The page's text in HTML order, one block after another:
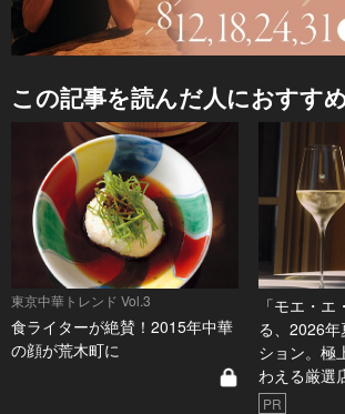
この記事を読んだ人におすす
東京中華トレンド Vol.3
食ライターが絶賛！2015年中華
の顔が荒木町に
「モエ・
る、2026
ション。極
わえる厳選
PR